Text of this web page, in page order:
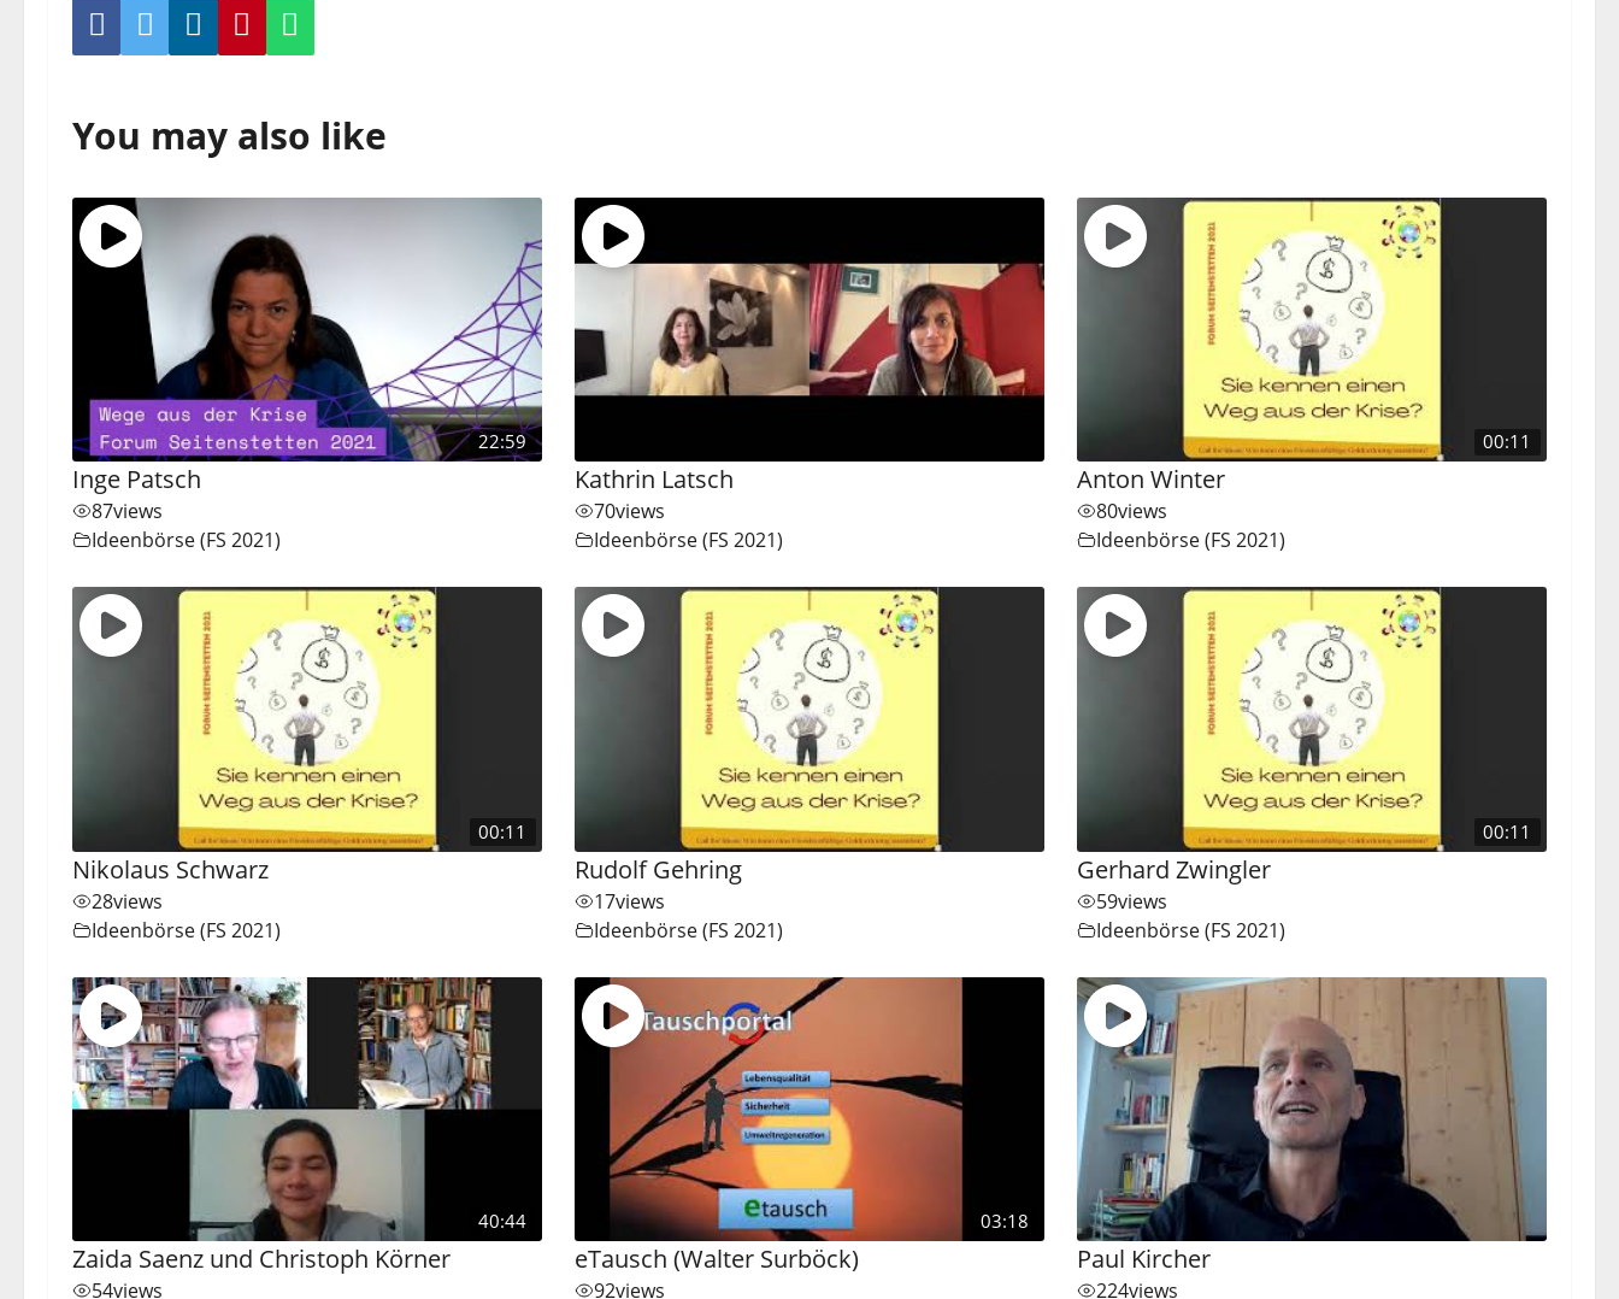
You may also like
22:59
Inge Patsch
87views
Ideenbörse (FS 2021)
Kathrin Latsch
70views
Ideenbörse (FS 2021)
00:11
Anton Winter
80views
Ideenbörse (FS 2021)
00:11
Nikolaus Schwarz
28views
Ideenbörse (FS 2021)
Rudolf Gehring
17views
Ideenbörse (FS 2021)
00:11
Gerhard Zwingler
59views
Ideenbörse (FS 2021)
40:44
Zaida Saenz und Christoph Körner
54views
03:18
eTausch (Walter Surböck)
92views
Paul Kircher
224views